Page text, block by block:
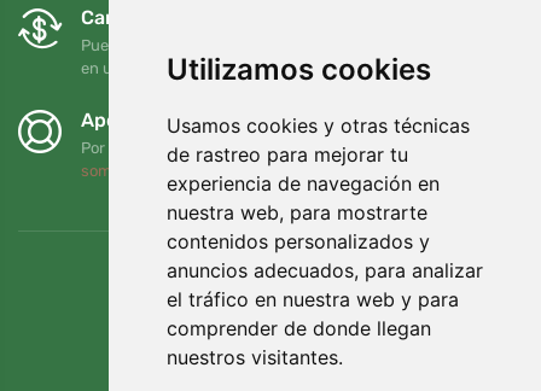
Utilizamos cookies
Usamos cookies y otras técnicas
de rastreo para mejorar tu
experiencia de navegación en
nuestra web, para mostrarte
contenidos personalizados y
anuncios adecuados, para analizar
el tráfico en nuestra web y para
comprender de donde llegan
nuestros visitantes.
Cambios y devoluciones gratuitos
Puede devolver o cambiar su pedido en cualquier momento
en un plazo de 90 días
Apoyamos a Trees.org
Por cada pedido plantamos un árbol. Leer más
somos